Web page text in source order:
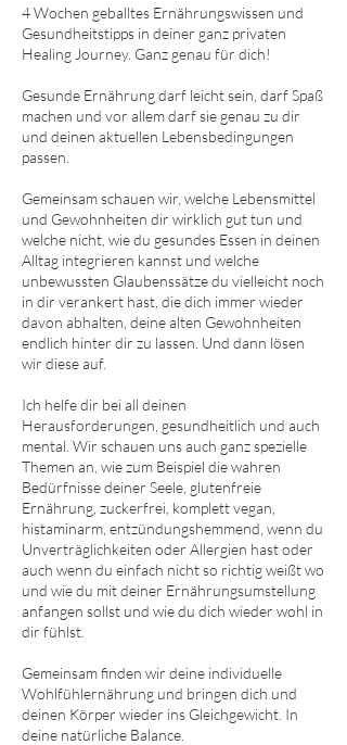
4 Wochen geballtes Ernährungswissen und
Gesundheitstipps in deiner ganz privaten
Healing Journey. Ganz genau für dich!
Gesunde Ernährung darf leicht sein, darf Spaß
machen und vor allem darf sie genau zu dir
und deinen aktuellen Lebensbedingungen
passen.
Gemeinsam schauen wir, welche Lebensmittel
und Gewohnheiten dir wirklich gut tun und
welche nicht, wie du gesundes Essen in deinen
Alltag integrieren kannst und welche
unbewussten Glaubenssätze du vielleicht noch
in dir verankert hast, die dich immer wieder
davon abhalten, deine alten Gewohnheiten
endlich hinter dir zu lassen. Und dann lösen
wir diese auf.
Ich helfe dir bei all deinen
Herausforderungen, gesundheitlich und auch
mental. Wir schauen uns auch ganz spezielle
Themen an, wie zum Beispiel die wahren
Bedürfnisse deiner Seele, glutenfreie
Ernährung, zuckerfrei, komplett vegan,
histaminarm, entzündungshemmend, wenn du
Unverträglichkeiten oder Allergien hast oder
auch wenn du einfach nicht so richtig weißt wo
und wie du mit deiner Ernährungsumstellung
anfangen sollst und wie du dich wieder wohl in
dir fühlst.
Gemeinsam finden wir deine individuelle
Wohlfühlernährung und bringen dich und
deinen Körper wieder ins Gleichgewicht. In
deine natürliche Balance.